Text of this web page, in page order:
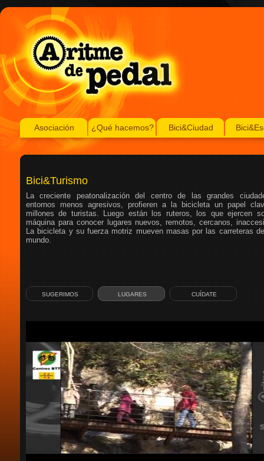
Asociación ¿Qué hacemos? Bici&Ciudad
Bici&Turismo
La creciente peatonalización del centro de las grandes
entornos menos agresivos, profieren a la bicicleta un papel
millones de turistas. Luego están los ruteros, los que ejercen
máquina para conocer lugares nuevos, remotos, cercanos,
La bicicleta y su fuerza motriz mueven masas por las carreteras
mundo.
SUGERIMOS LUGARES CUÍDATE